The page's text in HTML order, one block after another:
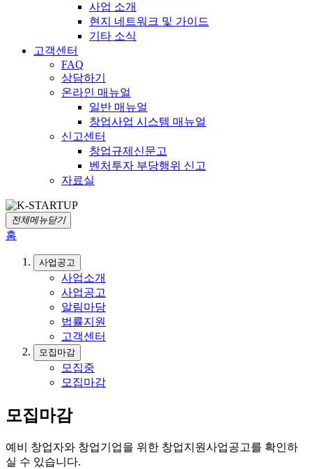
사업 소개
현지 네트워크 및 가이드
기타 소식
고객센터
FAQ
상담하기
온라인 매뉴얼
일반 매뉴얼
창업사업 시스템 매뉴얼
신고센터
창업규제신문고
벤처투자 부당행위 신고
자료실
전체메뉴닫기
홈
사업공고
사업소개
사업공고
알림마당
법률지원
고객센터
모집마감
모집중
모집마감
모집마감
예비 창업자와 창업기업을 위한 창업지원사업공고를 확인하
실 수 있습니다.